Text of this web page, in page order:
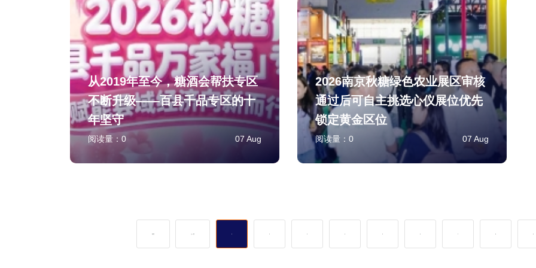
从2019年至今，糖酒会帮扶专区
不断升级——百县千品专区的十
年坚守
阅读量： 0 07 Aug
2026南京秋糖绿色农业展区审核
通过后可自主挑选心仪展位优先
锁定黄金区位
阅读量： 0 07 Aug